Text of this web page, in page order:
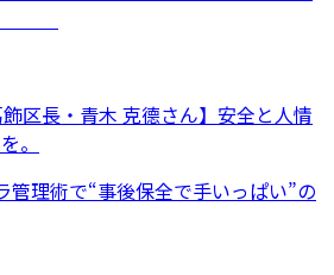
飾区長・青木 克德さん】安全と人情
。